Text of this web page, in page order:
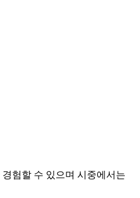
험할 수 있으며 시중에서는